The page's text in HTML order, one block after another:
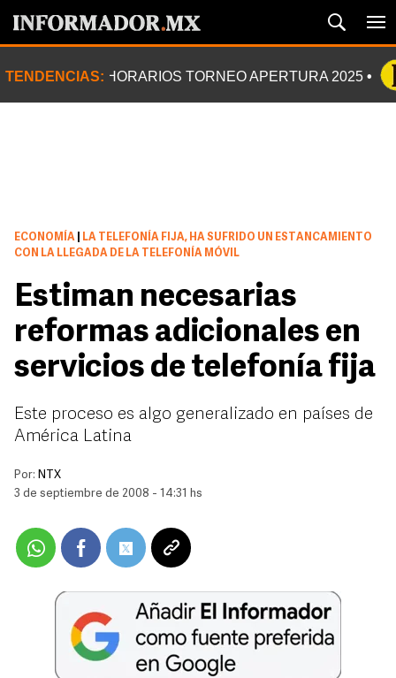
TENDENCIAS: HORARIOS TORNEO APERTURA 2025
ECONOMÍA
LA TELEFONÍA FIJA, HA SUFRIDO UN ESTANCAMIENTO
CON LA LLEGADA DE LA TELEFONÍA MÓVIL
Estiman necesarias
reformas adicionales en
servicios de telefonía fija
Este proceso es algo generalizado en países de
América Latina
Por: NTX
3 de septiembre de 2008 - 14:31 hs